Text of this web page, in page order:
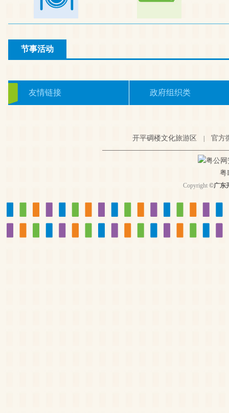
节事活动
友情链接 政府组织类
开平碉楼文化旅游区 官方
粤公网
粤
Copyright ©广东